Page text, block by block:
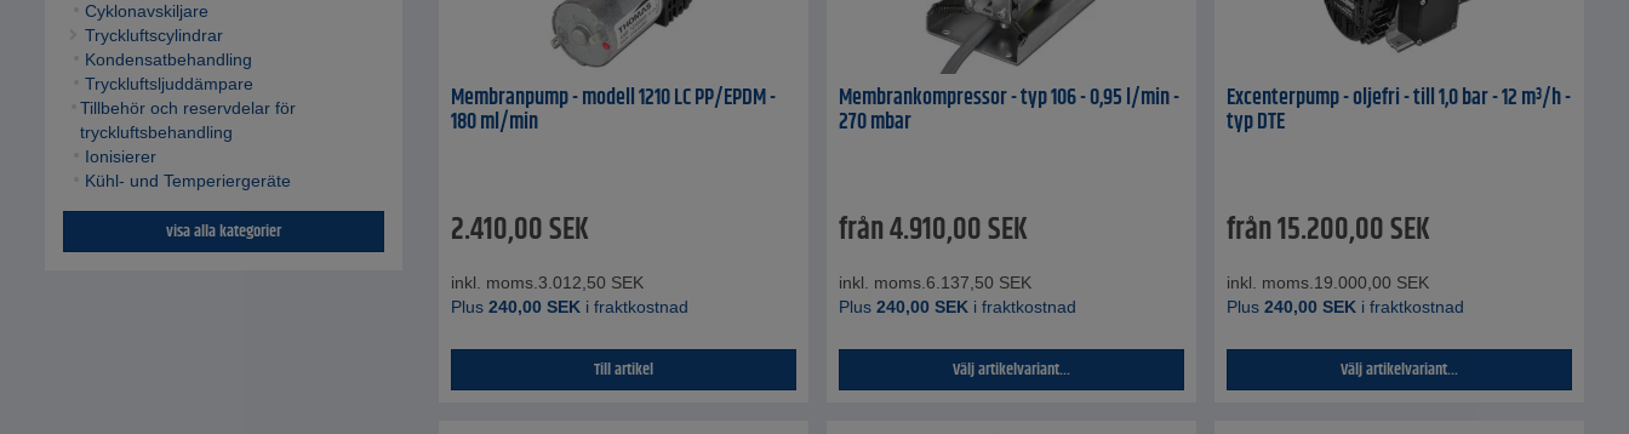
Cyklonavskiljare
Tryckluftscylindrar
Kondensatbehandling
Tryckluftsljuddämpare
Tillbehör och reservdelar för
tryckluftsbehandling
Ionisierer
Kühl- und Temperiergeräte
visa alla kategorier
Membranpump - modell 1210 LC PP/EPDM -
180 ml/min
2.410,00SEK
inkl. moms.3.012,50 SEK
Plus 240,00 SEK i fraktkostnad
Till artikel
Membrankompressor - typ 106 - 0,95 l/min -
270 mbar
från4.910,00SEK
inkl. moms.6.137,50 SEK
Plus 240,00 SEK i fraktkostnad
Välj artikelvariant...
Excenterpump - oljefri - till 1,0 bar - 12 m³/h -
typ DTE
från15.200,00SEK
inkl. moms.19.000,00 SEK
Plus 240,00 SEK i fraktkostnad
Välj artikelvariant...